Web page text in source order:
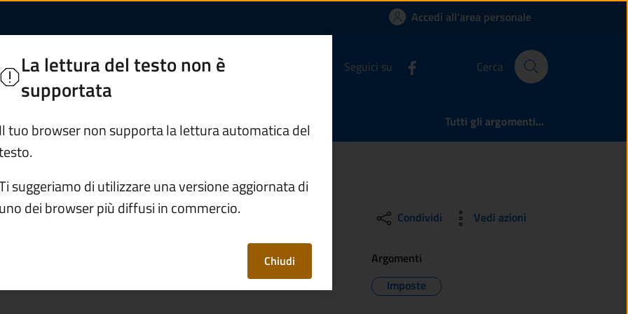
Imu in vigore per l’anno corrente? |
Accedi all'area personale
di Valle Camonica
Seguici su Cerca
Servizi Vivere Esine Tutti gli argomenti...
finanze e contravvenzioni
Imu in vigore Condividi Vedi azioni
La lettura del testo non è
supportata
Il tuo browser non supporta la lettura automatica del
suggeriamo di utilizzare una versione aggiornata di
uno dei browser più diffusi in commercio.
Chiudi
Argomenti
Imposte